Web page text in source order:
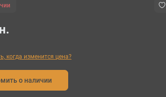
когда изменится цена?
о наличии